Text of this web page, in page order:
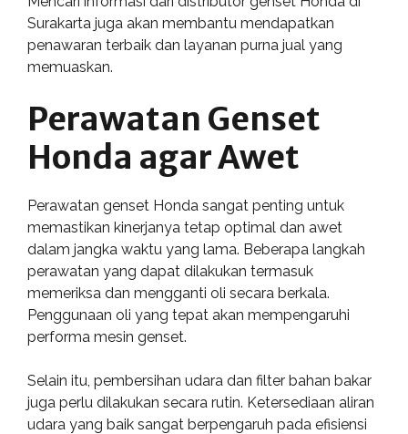
Surakarta juga akan membantu mendapatkan
penawaran terbaik dan layanan purna jual yang
memuaskan.
Perawatan Genset
Honda agar Awet
Perawatan genset Honda sangat penting untuk
memastikan kinerjanya tetap optimal dan awet
dalam jangka waktu yang lama. Beberapa langkah
perawatan yang dapat dilakukan termasuk
memeriksa dan mengganti oli secara berkala.
Penggunaan oli yang tepat akan mempengaruhi
performa mesin genset.
Selain itu, pembersihan udara dan filter bahan bakar
juga perlu dilakukan secara rutin. Ketersediaan aliran
udara yang baik sangat berpengaruh pada efisiensi